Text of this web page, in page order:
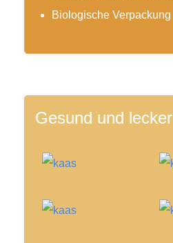
Biologische Verpackung
Gesund und lecker